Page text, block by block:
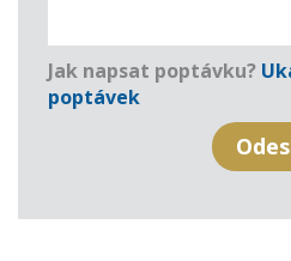
Jak napsat poptávku?
poptávek